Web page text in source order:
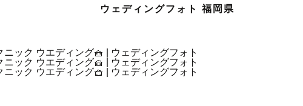
ウェディングフォト 福岡県